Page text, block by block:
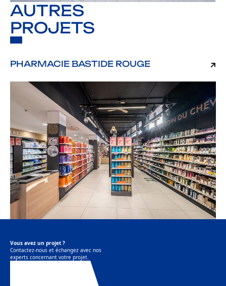
AUTRES
PROJETS
PHARMACIE BASTIDE ROUGE
Vous avez un projet ?
Contactez-nous et échangez avec nos
experts concernant votre projet.